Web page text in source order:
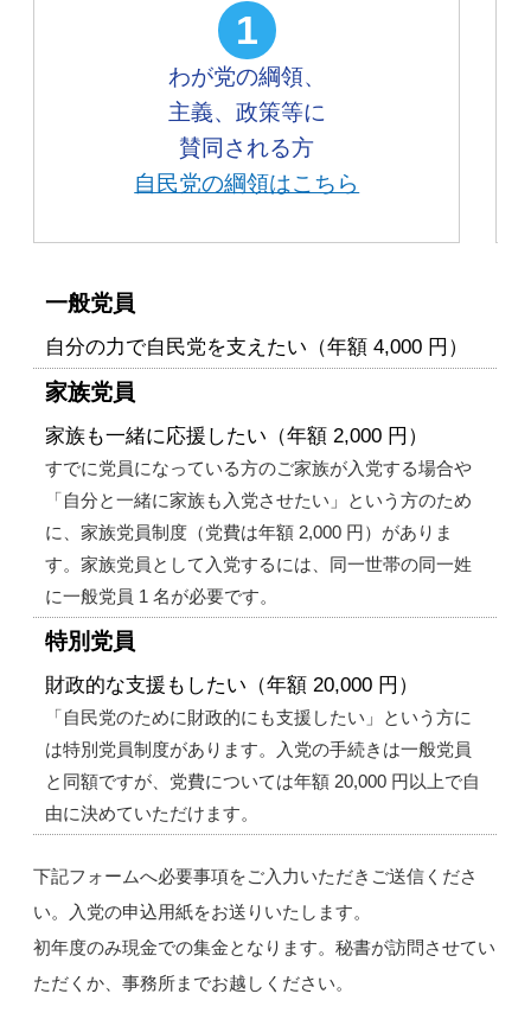
1
わが党の綱領、
主義、政策等に
賛同される方
自民党の綱領はこちら
一般党員
自分の力で自民党を支えたい（年額 4,000 円）
家族党員
家族も一緒に応援したい（年額 2,000 円）
すでに党員になっている方のご家族が入党する場合や
「自分と一緒に家族も入党させたい」という方のため
に、家族党員制度（党費は年額 2,000 円）がありま
す。家族党員として入党するには、同一世帯の同一姓
に一般党員 1 名が必要です。
特別党員
財政的な支援もしたい（年額 20,000 円）
「自民党のために財政的にも支援したい」という方に
は特別党員制度があります。入党の手続きは一般党員
と同額ですが、党費については年額 20,000 円以上で自
由に決めていただけます。
下記フォームへ必要事項をご入力いただきご送信くださ
い。入党の申込用紙をお送りいたします。
初年度のみ現金での集金となります。秘書が訪問させてい
ただくか、事務所までお越しください。